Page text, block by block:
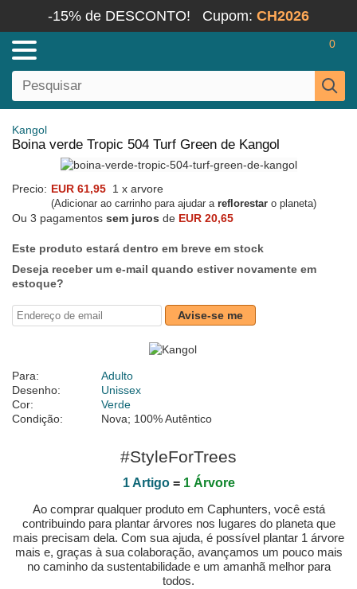
-15% de DESCONTO! Cupom: CH2026
0
Kangol
Boina verde Tropic 504 Turf Green de Kangol
Precio: EUR 61,95 1 x arvore
(Adicionar ao carrinho para ajudar a reflorestar o planeta)
Ou 3 pagamentos sem juros de EUR 20,65
Este produto estará dentro em breve em stock
Deseja receber um e-mail quando estiver novamente em
estoque?
Avise-se me
Para:
Adulto
Desenho:
Unissex
Cor:
Verde
Condição:
Nova; 100% Autêntico
#StyleForTrees
1 Artigo= 1 Árvore
Ao comprar qualquer produto em Caphunters, você está
contribuindo para plantar árvores nos lugares do planeta que
mais precisam dela. Com sua ajuda, é possível plantar 1 árvore
mais e, graças à sua colaboração, avançamos um pouco mais
no caminho da sustentabilidade e um amanhã melhor para
todos.